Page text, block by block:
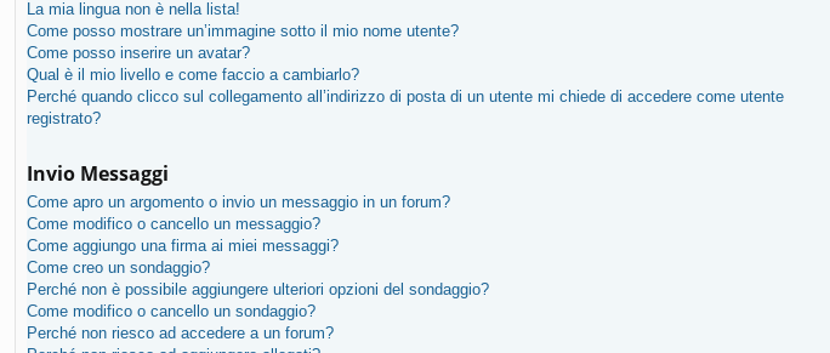
La mia lingua non è nella lista!
Come posso mostrare un’immagine sotto il mio nome utente?
Come posso inserire un avatar?
Qual è il mio livello e come faccio a cambiarlo?
Perché quando clicco sul collegamento all’indirizzo di posta di un utente mi chiede di accedere come utente
registrato?
Invio Messaggi
Come apro un argomento o invio un messaggio in un forum?
Come modifico o cancello un messaggio?
Come aggiungo una firma ai miei messaggi?
Come creo un sondaggio?
Perché non è possibile aggiungere ulteriori opzioni del sondaggio?
Come modifico o cancello un sondaggio?
Perché non riesco ad accedere a un forum?